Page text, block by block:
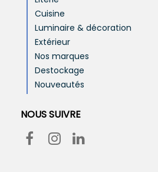
Cuisine
Luminaire & décoration
Extérieur
Nos marques
Destockage
Nouveautés
NOUS SUIVRE